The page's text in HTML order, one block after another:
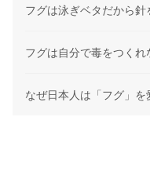
フグは泳ぎベタだから針
フグは自分で毒をつくれ
なぜ日本人は「フグ」を